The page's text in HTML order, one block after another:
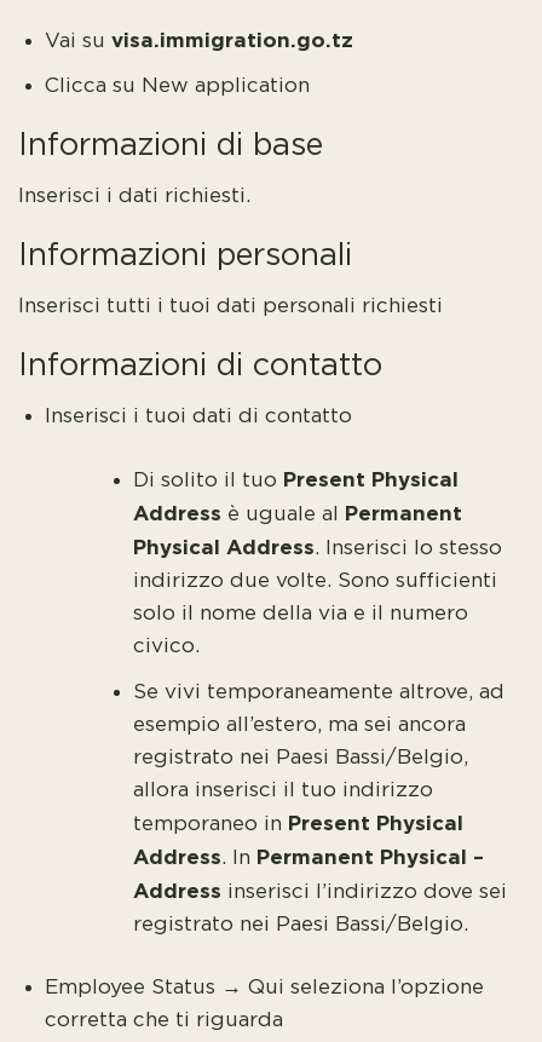
Vai suvisa.immigration.go.tz
Clicca su New application
Informazioni di base
Inserisci i dati richiesti.
Informazioni personali
Inserisci tutti i tuoi dati personali richiesti
Informazioni di contatto
Inserisci i tuoi dati di contatto
Di solito il tuo Present Physical
Address è uguale al Permanent
Physical Address. Inserisci lo stesso
indirizzo due volte. Sono sufficienti
solo il nome della via e il numero
civico.
Se vivi temporaneamente altrove, ad
esempio all’estero, ma sei ancora
registrato nei Paesi Bassi/Belgio,
allora inserisci il tuo indirizzo
temporaneo in Present Physical
Address. In Permanent Physical –
Address inserisci l’indirizzo dove sei
registrato nei Paesi Bassi/Belgio.
Employee Status → Qui seleziona l’opzione
corretta che ti riguarda